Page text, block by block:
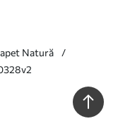
Natură